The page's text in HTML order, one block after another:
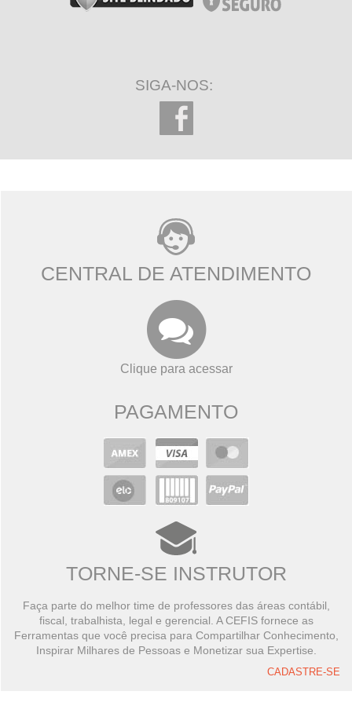
SIGA-NOS:
CENTRAL DE ATENDIMENTO
Clique para acessar
PAGAMENTO
TORNE-SE INSTRUTOR
Faça parte do melhor time de professores das áreas contábil,
fiscal, trabalhista, legal e gerencial. A CEFIS fornece as
Ferramentas que você precisa para Compartilhar Conhecimento,
Inspirar Milhares de Pessoas e Monetizar sua Expertise.
CADASTRE-SE